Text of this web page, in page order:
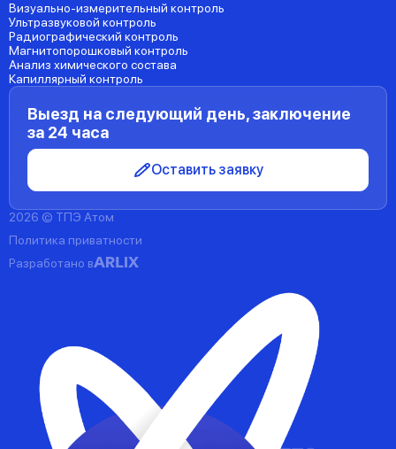
Визуально-измерительный контроль
Ультразвуковой контроль
Радиографический контроль
Магнитопорошковый контроль
Анализ химического состава
Капиллярный контроль
Выезд на следующий день, заключение
за 24 часа
Оставить заявку
2026 © ТПЭ Атом
Политика приватности
Разработано в